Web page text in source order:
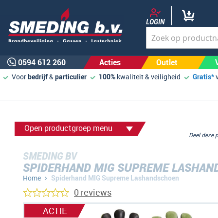
LOGIN
0594 612 260 Acties Outlet
Voorbedrijf&particulier 100% kwaliteit & veiligheid Gratis*
Open productgroep menu
SMEDING BV
SPIDERHAND MIG SUPREME
Home Spiderhand MIG Supreme Lashandschoen
Deel
0 reviews
Ga
ACTIE